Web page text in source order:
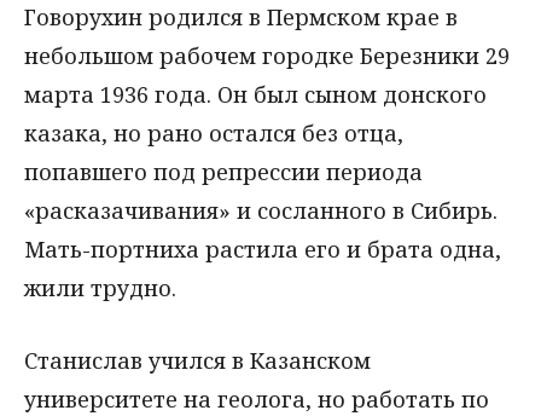
Говорухин родился в Пермском крае в
небольшом рабочем городке Березники 29
марта 1936 года. Он был сыном донского
казака, но рано остался без отца,
попавшего под репрессии периода
«расказачивания» и сосланного в Сибирь.
Мать-портниха растила его и брата одна,
жили трудно.
Станислав учился в Казанском
университете на геолога, но работать по